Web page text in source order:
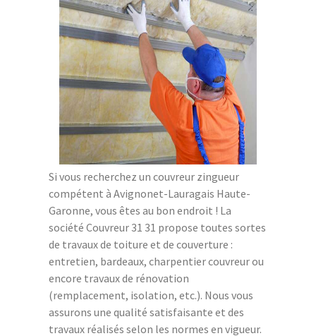
Si vous recherchez un couvreur zingueur
compétent à Avignonet-Lauragais Haute-
Garonne, vous êtes au bon endroit ! La
société Couvreur 31 31 propose toutes sortes
de travaux de toiture et de couverture :
entretien, bardeaux, charpentier couvreur ou
encore travaux de rénovation
(remplacement, isolation, etc.). Nous vous
assurons une qualité satisfaisante et des
travaux réalisés selon les normes en vigueur.